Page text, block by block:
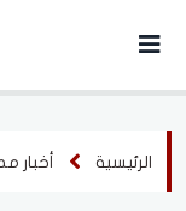
الرئيسية أخبار